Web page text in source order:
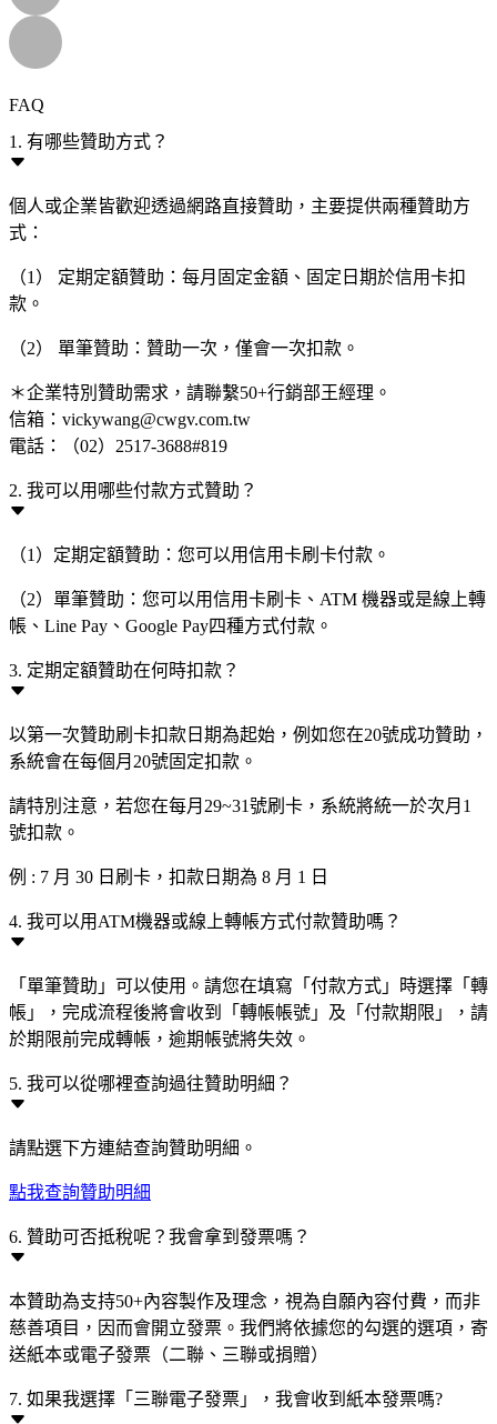
FAQ
1. 有哪些贊助方式？
個人或企業皆歡迎透過網路直接贊助，主要提供兩種贊助方
式：
（1） 定期定額贊助：每月固定金額、固定日期於信用卡扣
款。
（2） 單筆贊助：贊助一次，僅會一次扣款。
＊企業特別贊助需求，請聯繫50+行銷部王經理。
信箱：vickywang@cwgv.com.tw
電話：（02）2517-3688#819
2. 我可以用哪些付款方式贊助？
（1）定期定額贊助：您可以用信用卡刷卡付款。
（2）單筆贊助：您可以用信用卡刷卡、ATM 機器或是線上轉
帳、Line Pay、Google Pay四種方式付款。
3. 定期定額贊助在何時扣款？
以第一次贊助刷卡扣款日期為起始，例如您在20號成功贊助，
系統會在每個月20號固定扣款。
請特別注意，若您在每月29~31號刷卡，系統將統一於次月1
號扣款。
例 : 7 月 30 日刷卡，扣款日期為 8 月 1 日
4. 我可以用ATM機器或線上轉帳方式付款贊助嗎？
「單筆贊助」可以使用。請您在填寫「付款方式」時選擇「轉
帳」，完成流程後將會收到「轉帳帳號」及「付款期限」，請
於期限前完成轉帳，逾期帳號將失效。
5. 我可以從哪裡查詢過往贊助明細？
請點選下方連結查詢贊助明細。
點我查詢贊助明細
6. 贊助可否抵稅呢？我會拿到發票嗎？
本贊助為支持50+內容製作及理念，視為自願內容付費，而非
慈善項目，因而會開立發票。我們將依據您的勾選的選項，寄
送紙本或電子發票（二聯、三聯或捐贈）
7. 如果我選擇「三聯電子發票」，我會收到紙本發票嗎?